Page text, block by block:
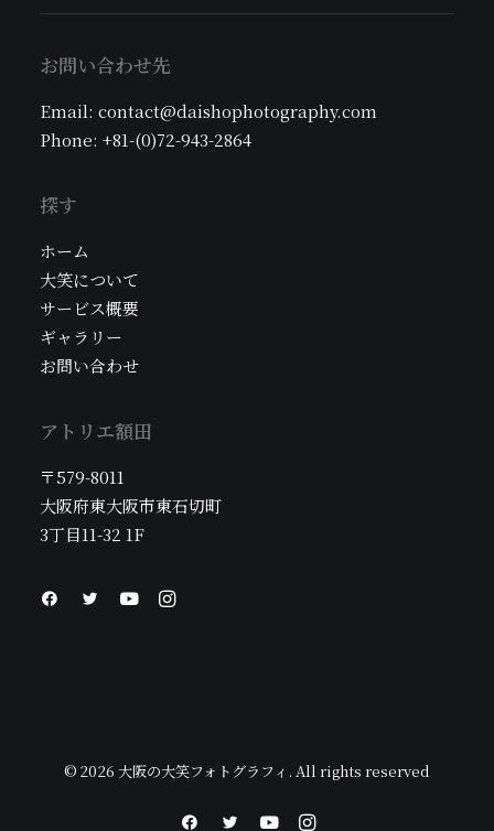
お問い合わせ先
Email: contact@daishophotography.com
Phone: +81-(0)72-943-2864
探す
ホーム
大笑について
サービス概要
ギャラリー
お問い合わせ
アトリエ額田
〒579-8011
大阪府東大阪市東石切町
3丁目11-32 1F
© 2026 大阪の大笑フォトグラフィ. All rights reserved